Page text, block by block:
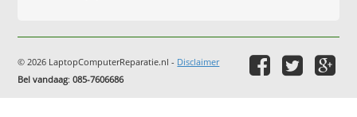
© 2026 LaptopComputerReparatie.nl - Disclaimer
Bel vandaag:085-7606686